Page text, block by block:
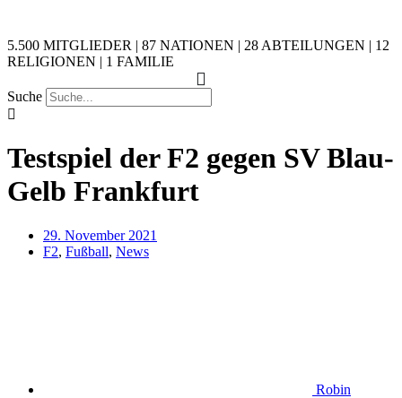
5.500 MITGLIEDER | 87 NATIONEN | 28 ABTEILUNGEN | 12
RELIGIONEN | 1 FAMILIE
Suche
Testspiel der F2 gegen SV Blau-
Gelb Frankfurt
29. November 2021
F2, Fußball, News
Robin